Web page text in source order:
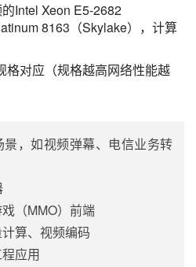
Intel Xeon E5-2682
8163（Skylake），计算
格对应（规格越高网络性能越
景，如视频弹幕、电信业务转
（MMO）前端
算、视频编码
应用